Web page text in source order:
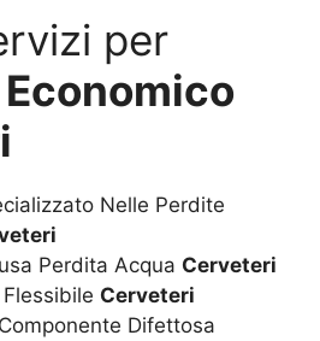
per
Nelle Perdite
Perdita Acqua Cerveteri
Cerveteri
Difettosa